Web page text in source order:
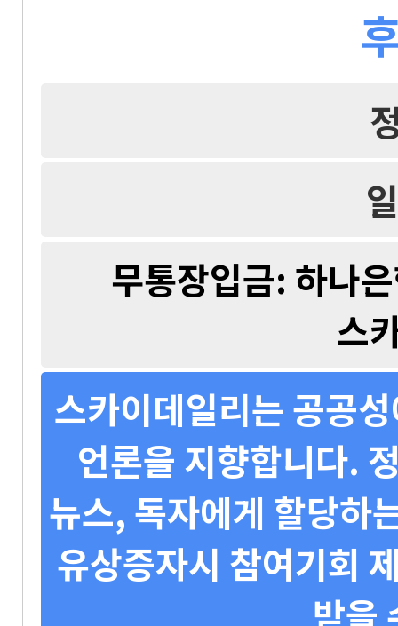
무통장입금: 하나
스
스카이데일리는 공공
언론을 지향합니다.
뉴스, 독자에게 할당하
유상증자시 참여기회
받을